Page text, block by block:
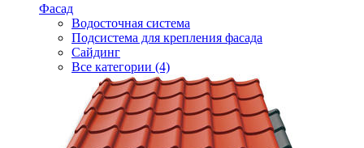
Фасад
Водосточная система
Подсистема для крепления фасада
Сайдинг
Все категории (4)